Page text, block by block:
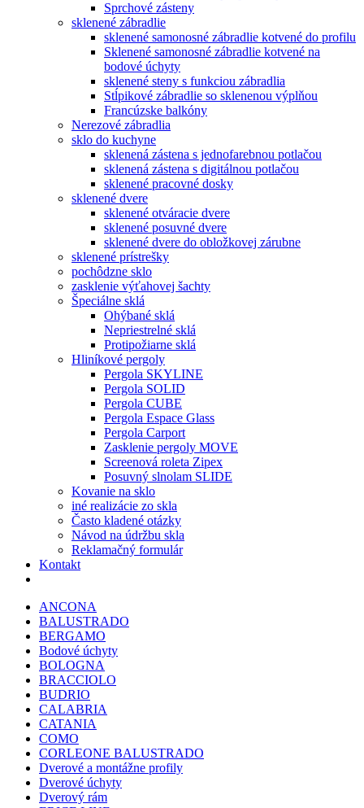
Sprchové zásteny
sklenené zábradlie
sklenené samonosné zábradlie kotvené do profilu
Sklenené samonosné zábradlie kotvené na
bodové úchyty
sklenené steny s funkciou zábradlia
Stĺpikové zábradlie so sklenenou výplňou
Francúzske balkóny
Nerezové zábradlia
sklo do kuchyne
sklenená zástena s jednofarebnou potlačou
sklenená zástena s digitálnou potlačou
sklenené pracovné dosky
sklenené dvere
sklenené otváracie dvere
sklenené posuvné dvere
sklenené dvere do obložkovej zárubne
sklenené prístrešky
pochôdzne sklo
zasklenie výťahovej šachty
Špeciálne sklá
Ohýbané sklá
Nepriestrelné sklá
Protipožiarne sklá
Hliníkové pergoly
Pergola SKYLINE
Pergola SOLID
Pergola CUBE
Pergola Espace Glass
Pergola Carport
Zasklenie pergoly MOVE
Screenová roleta Zipex
Posuvný slnolam SLIDE
Kovanie na sklo
iné realizácie zo skla
Často kladené otázky
Návod na údržbu skla
Reklamačný formulár
Kontakt
ANCONA
BALUSTRADO
BERGAMO
Bodové úchyty
BOLOGNA
BRACCIOLO
BUDRIO
CALABRIA
CATANIA
COMO
CORLEONE BALUSTRADO
Dverové a montážne profily
Dverové úchyty
Dverový rám